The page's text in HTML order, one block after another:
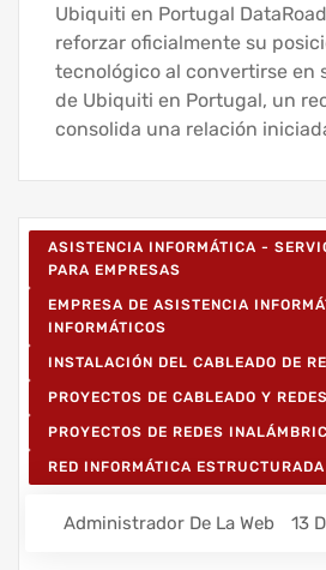
Ubiquiti en Portugal
reforzar oficialmente su
tecnológico al convertirse en
de Ubiquiti en Portugal, un
consolida una relación
ASISTENCIA INFORMÁTICA -
PARA EMPRESAS
EMPRESA DE ASISTENCIA
INFORMÁTICOS
INSTALACIÓN DEL CABLEADO DE
PROYECTOS DE CABLEADO Y
PROYECTOS DE REDES
RED INFORMÁTICA ESTRUCTURADA
Administrador De La Web 13